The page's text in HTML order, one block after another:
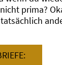
prima?